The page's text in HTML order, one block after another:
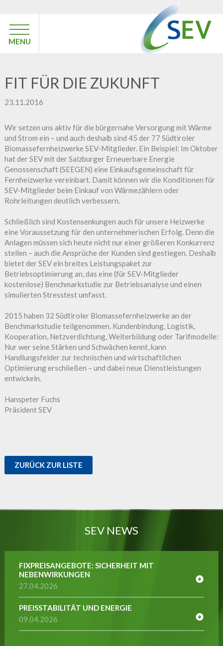
MENU
FIT FÜR DIE ZUKUNFT
23.11.2016
Wir setzen uns aktiv für die bürgernahe Versorgung mit Wärme
und Strom ein – und auch deshalb sind 45 der 77 Südtiroler
Biomassefernheizwerke SEV-Mitglieder. Ein Beispiel: Im Oktober
hat der SEV mit der Salzburger Erneuerbare Energie
Genossenschaft (SEEGEN) eine Einkaufsgemeinschaft für
Fernheizwerke vereinbart. Damit können wir die Konditionen für
SEV-Mitglieder beim Einkauf von Wärmezählern oder
Rohrleitungen deutlich verbessern.
Schließlich sind Kostensenkungen auch für unsere Heizwerke
eine Voraussetzung für den unternehmerischen Erfolg. Denn die
Anlagen müssen sich heute nicht nur einer größeren Konkurrenz
stellen – auch die Ansprüche der Kunden sind gestiegen. Deshalb
bietet der SEV ein breites Leistungspaket zur
Betriebsoptimierung an, das eine (für SEV-Mitglieder
kostenlose) Benchmarkstudie zur Betriebsanalyse und einen
simulierten Stresstest umfasst.
2015 haben 32 Südtiroler Biomassefernheizwerke an der
Benchmarkstudie teilgenommen. Kundenbindung, Logistik,
Kooperation, Netzverdichtung, Weiterbildung oder Tarifmodelle:
Nur wer seine Stärken und Schwächen kennt, kann
Handlungsfelder zur technischen und wirtschaftlichen
Optimierung erschließen – und dabei neue Dienstleistungen
entwickeln.
Hanspeter Fuchs
Präsident SEV
ZURÜCK ZUR LISTE
SEV NEWS
FIXPREISANGEBOTE: SICHERHEIT MIT
NEBENWIRKUNGEN
27.04.2026
PREISSTABILITÄT UND ENERGIE
09.04.2026